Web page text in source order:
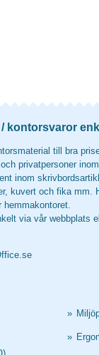
kontorsvaror
till bra
privatpersoner
inom
kuvert och fika mm.
hemmakontoret.
via vår webbplats
»
»